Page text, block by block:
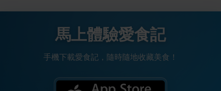
馬上體驗愛食記
手機下載愛食記，隨時隨地收藏美食！